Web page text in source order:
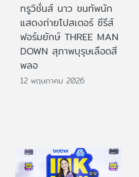
ทรูวิชั่นส์ นาว ขนทัพนัก
แสดงถ่ายโปสเตอร์ ซีรีส์
ฟอร์มยักษ์ THREE MAN
DOWN สุภาพบุรุษเลือดสี
พลอ
12 พฤษภาคม 2026